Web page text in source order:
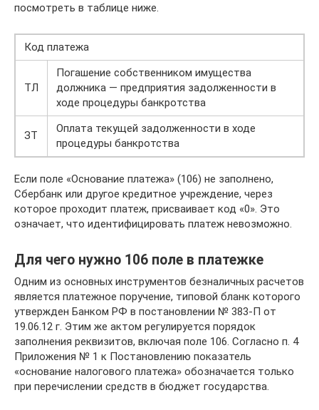
посмотреть в таблице ниже.
Код платежа
ТЛ
Погашение собственником имущества
должника — предприятия задолженности в
ходе процедуры банкротства
ЗТ
Оплата текущей задолженности в ходе
процедуры банкротства
Если поле «Основание платежа» (106) не заполнено,
Сбербанк или другое кредитное учреждение, через
которое проходит платеж, присваивает код «0». Это
означает, что идентифицировать платеж невозможно.
Для чего нужно 106 поле в платежке
Одним из основных инструментов безналичных расчетов
является платежное поручение, типовой бланк которого
утвержден Банком РФ в постановлении № 383-П от
19.06.12 г. Этим же актом регулируется порядок
заполнения реквизитов, включая поле 106. Согласно п. 4
Приложения № 1 к Постановлению показатель
«основание налогового платежа» обозначается только
при перечислении средств в бюджет государства.